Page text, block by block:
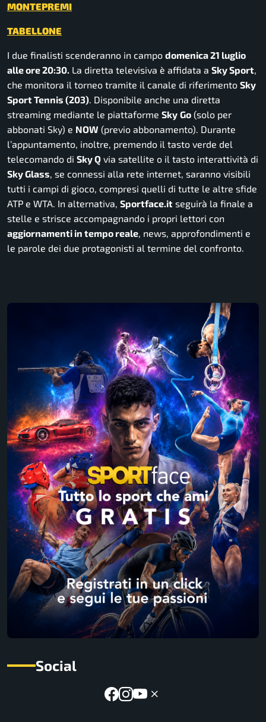
MONTEPREMI
TABELLONE
I due finalisti scenderanno in campo domenica 21 luglio
alle ore 20:30. La diretta televisiva è affidata a Sky Sport,
che monitora il torneo tramite il canale di riferimento Sky
Sport Tennis (203). Disponibile anche una diretta
streaming mediante le piattaforme Sky Go (solo per
abbonati Sky) e NOW (previo abbonamento). Durante
l’appuntamento, inoltre, premendo il tasto verde del
telecomando di Sky Q via satellite o il tasto interattività di
Sky Glass, se connessi alla rete internet, saranno visibili
tutti i campi di gioco, compresi quelli di tutte le altre sfide
ATP e WTA. In alternativa, Sportface.it seguirà la finale a
stelle e strisce accompagnando i propri lettori con
aggiornamenti in tempo reale, news, approfondimenti e
le parole dei due protagonisti al termine del confronto.
Social